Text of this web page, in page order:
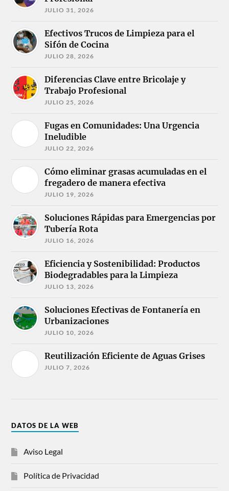
JULIO 31, 2026
Efectivos Trucos de Limpieza para el
Sifón de Cocina
JULIO 28, 2026
Diferencias Clave entre Bricolaje y
Trabajo Profesional
JULIO 25, 2026
Fugas en Comunidades: Una Urgencia
Ineludible
JULIO 22, 2026
Cómo eliminar grasas acumuladas en el
fregadero de manera efectiva
JULIO 19, 2026
Soluciones Rápidas para Emergencias por
Tubería Rota
JULIO 16, 2026
Eficiencia y Sostenibilidad: Productos
Biodegradables para la Limpieza
JULIO 13, 2026
Soluciones Efectivas de Fontanería en
Urbanizaciones
JULIO 10, 2026
Reutilización Eficiente de Aguas Grises
JULIO 7, 2026
DATOS DE LA WEB
Aviso Legal
Política de Privacidad